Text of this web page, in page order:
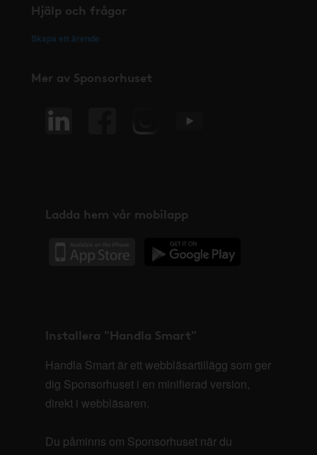
Hjälp och frågor
Skapa ett ärende
Mer av Sponsorhuset
Ladda hem vår mobilapp
Installera "Handla Smart"
Handla Smart är ett webbläsartillägg som ger
dig Sponsorhuset i en minifierad version,
direkt i webbläsaren.
Du påminns om Sponsorhuset när du